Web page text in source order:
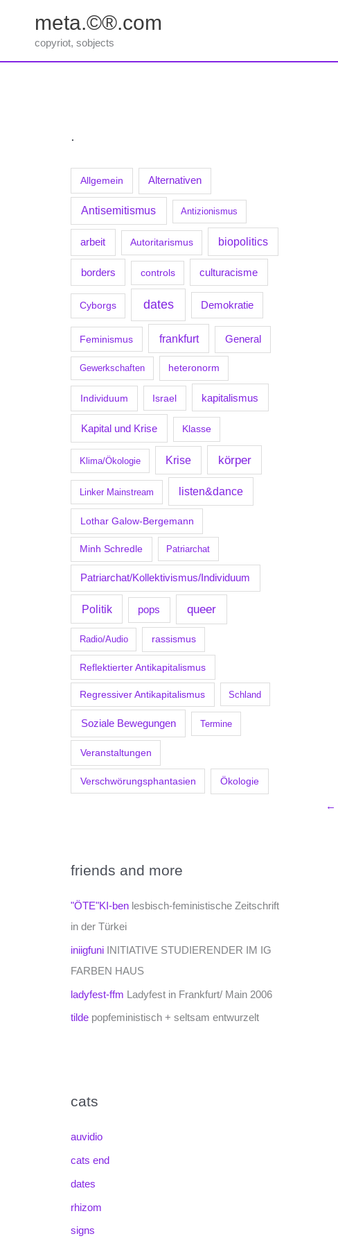
springen
meta.©®.com
copyriot, sobjects
.
Allgemein Alternativen
Antisemitismus Antizionismus
arbeit Autoritarismus biopolitics
borders controls culturacisme
Cyborgs dates Demokratie
Feminismus frankfurt General
Gewerkschaften heteronorm
Individuum Israel kapitalismus
Kapital und Krise Klasse
Klima/Ökologie Krise körper
Linker Mainstream listen&dance
Lothar Galow-Bergemann
Minh Schredle Patriarchat
Patriarchat/Kollektivismus/Individuum
Politik pops queer
Radio/Audio rassismus
Reflektierter Antikapitalismus
Regressiver Antikapitalismus Schland
Soziale Bewegungen Termine
Veranstaltungen
Verschwörungsphantasien Ökologie
friends and more
"ÖTE"KI-ben lesbisch-feministische Zeitschrift
in der Türkei
iniigfuni INITIATIVE STUDIERENDER IM IG
FARBEN HAUS
ladyfest-ffm Ladyfest in Frankfurt/ Main 2006
tilde popfeministisch + seltsam entwurzelt
cats
auvidio
cats end
dates
rhizom
signs
←